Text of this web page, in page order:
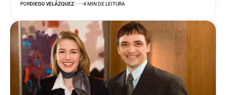
PORDIEGO VELÁZQUEZ 4 MIN DE LEITURA